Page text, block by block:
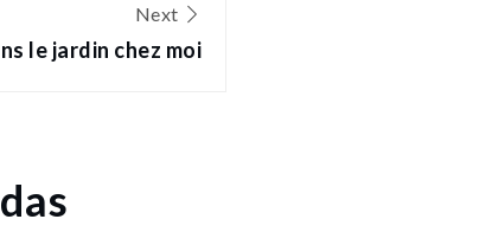
Next
le jardin chez moi